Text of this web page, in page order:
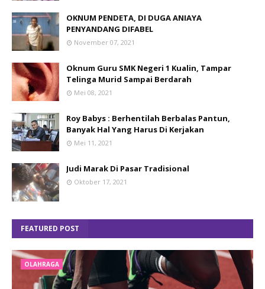
OKNUM PENDETA, DI DUGA ANIAYA
PENYANDANG DIFABEL
November 07, 2021
Oknum Guru SMK Negeri 1 Kualin, Tampar
Telinga Murid Sampai Berdarah
Mei 08, 2021
Roy Babys : Berhentilah Berbalas Pantun,
Banyak Hal Yang Harus Di Kerjakan
Mei 11, 2021
Judi Marak Di Pasar Tradisional
Oktober 17, 2021
FEATURED POST
OLAHRAGA